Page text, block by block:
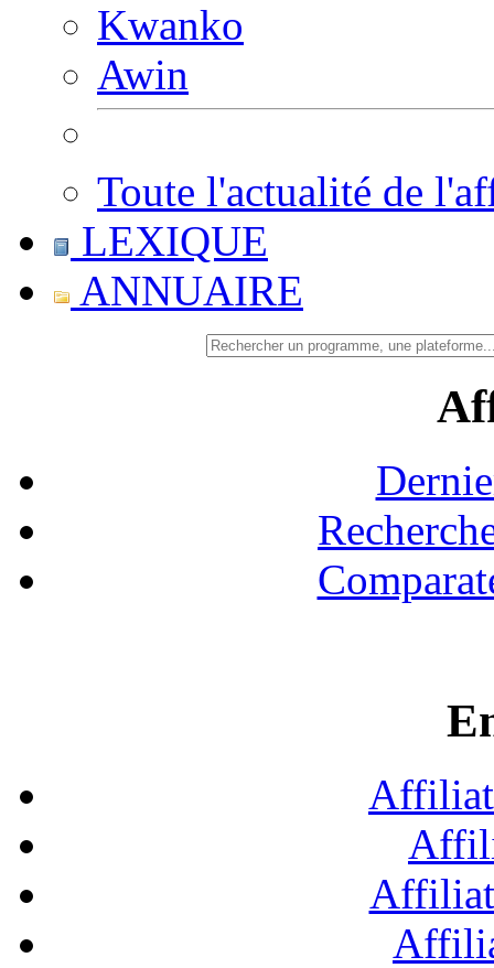
Kwanko
Awin
Toute l'actualité de
LEXIQUE
ANNUAIRE